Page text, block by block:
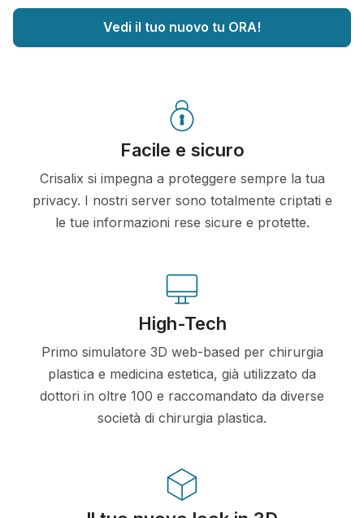
Vedi il tuo nuovo tu ORA!
Facile e sicuro
Crisalix si impegna a proteggere sempre la tua
privacy. I nostri server sono totalmente criptati e
le tue informazioni rese sicure e protette.
High-Tech
Primo simulatore 3D web-based per chirurgia
plastica e medicina estetica, già utilizzato da
dottori in oltre 100 e raccomandato da diverse
società di chirurgia plastica.